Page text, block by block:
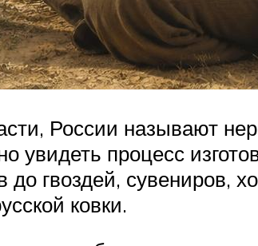
России называют
увидеть процесс
гвоздей, сувениров,
ковки.